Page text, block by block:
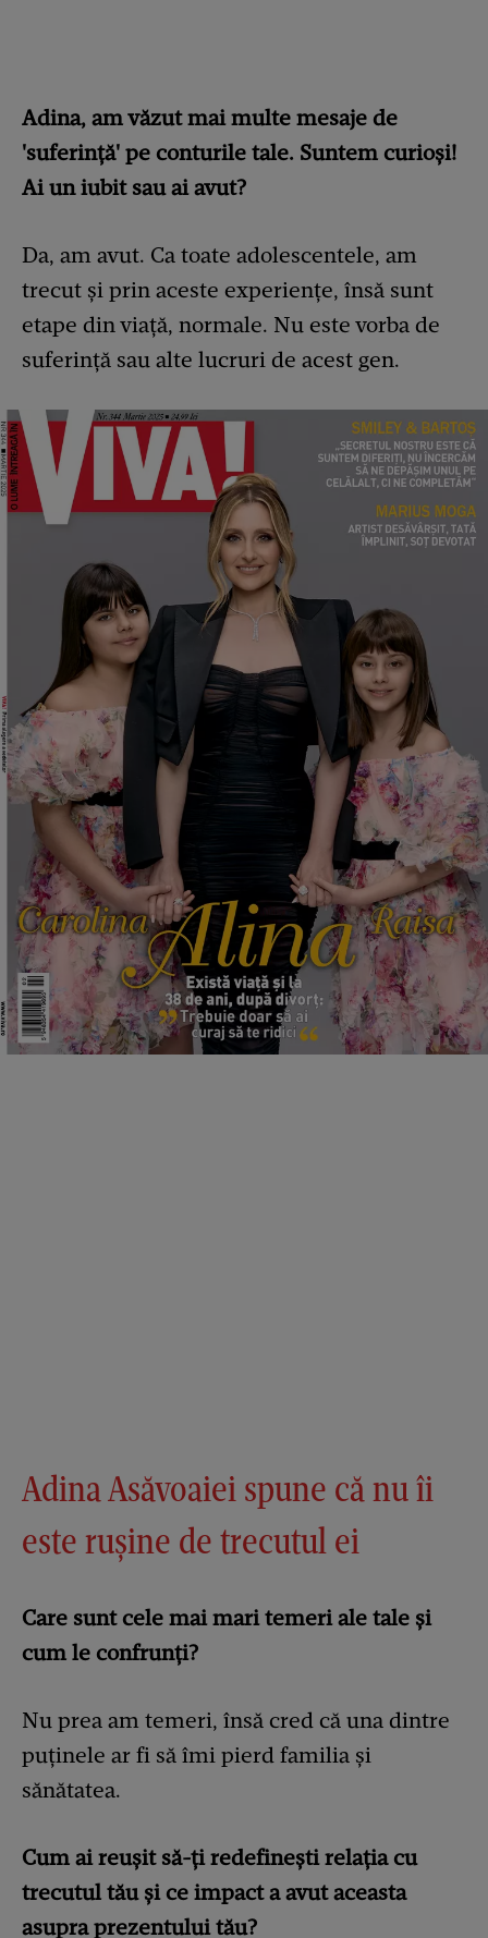
Adina, am văzut mai multe mesaje de
'suferință' pe conturile tale. Suntem curioși!
Ai un iubit sau ai avut?
Da, am avut. Ca toate adolescentele, am
trecut și prin aceste experiențe, însă sunt
etape din viață, normale. Nu este vorba de
suferință sau alte lucruri de acest gen.
Adina Asăvoaiei spune că nu îi
este rușine de trecutul ei
Care sunt cele mai mari temeri ale tale și
cum le confrunți?
Nu prea am temeri, însă cred că una dintre
puținele ar fi să îmi pierd familia și
sănătatea.
Cum ai reușit să-ți redefinești relația cu
trecutul tău și ce impact a avut aceasta
asupra prezentului tău?